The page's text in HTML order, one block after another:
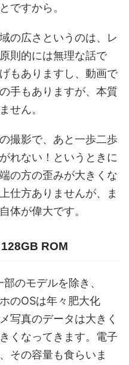
ですから。
の広さというのは、レ
則的には無理な話で
もありますし、動画で
手もありますが、本質
せん。
撮影で、あと一歩二歩
れない！というときに
の方の歪みが大きくな
仕方ありませんが、ま
体が偉大です。
ROM
のモデルを除き、
のOSは年々肥大化
写真のデータは大きく
くなってきます。電子
その容量も食らいま